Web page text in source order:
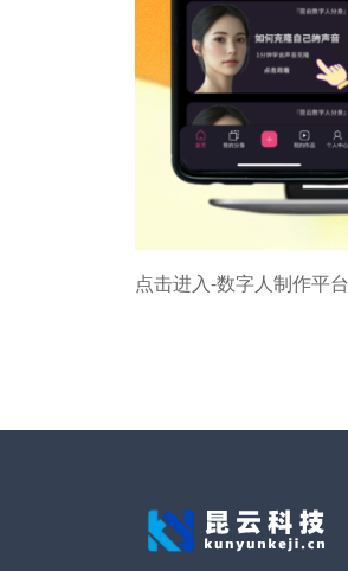
点击进入-数字人制作平台